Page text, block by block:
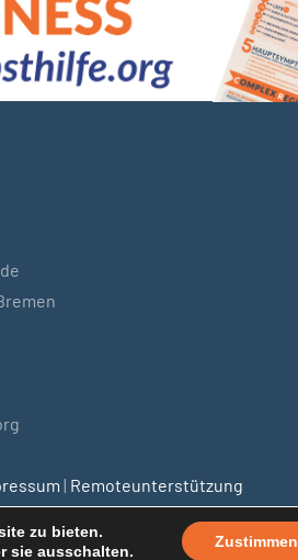
| Remoteunterstützung
zu bieten.
sie ausschalten.
Zustimmen